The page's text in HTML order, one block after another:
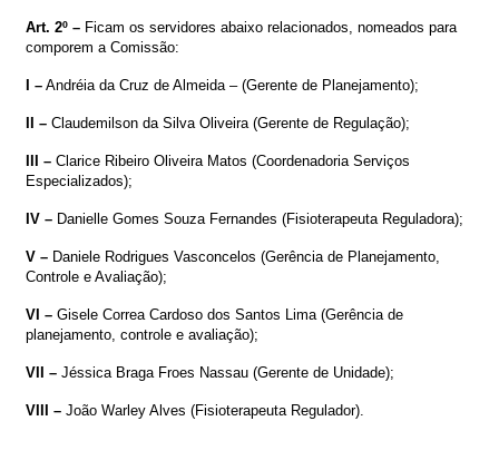
Art. 2º – Ficam os servidores abaixo relacionados, nomeados para
comporem a Comissão:
I – Andréia da Cruz de Almeida – (Gerente de Planejamento);
II – Claudemilson da Silva Oliveira (Gerente de Regulação);
III – Clarice Ribeiro Oliveira Matos (Coordenadoria Serviços
Especializados);
IV – Danielle Gomes Souza Fernandes (Fisioterapeuta Reguladora);
V – Daniele Rodrigues Vasconcelos (Gerência de Planejamento,
Controle e Avaliação);
VI – Gisele Correa Cardoso dos Santos Lima (Gerência de
planejamento, controle e avaliação);
VII – Jéssica Braga Froes Nassau (Gerente de Unidade);
VIII – João Warley Alves (Fisioterapeuta Regulador).